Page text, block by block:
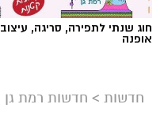
חוג שנתי לתפירה, סריגה, עיצוב
אופנה
חדשות > חדשות רמת גן